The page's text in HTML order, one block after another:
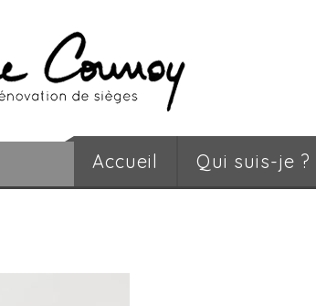
Accueil Qui suis-je ?